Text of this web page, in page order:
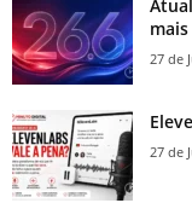
27 de
27 de